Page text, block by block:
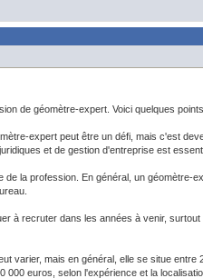
de géomètre-expert. Voici quelques
expert peut être un défi, mais c'est
et de gestion d'entreprise est
la profession. En général, un géomètre-
à recruter dans les années à venir,
varier, mais en général, elle se situe
000 euros, selon l'expérience et la